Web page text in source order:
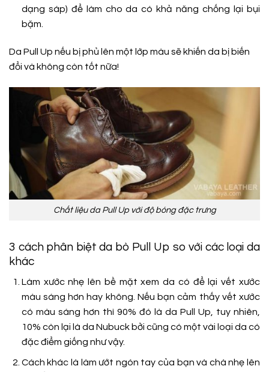
dạng sáp) để làm cho da có khả năng chống lại bụi
bặm.
Da Pull Up nếu bị phủ lên một lớp màu sẽ khiến da bị biến
đổi và không còn tốt nữa!
Chất liệu da Pull Up với độ bóng đặc trưng
3 cách phân biệt da bò Pull Up so với các loại da
khác
Làm xước nhẹ lên bề mặt xem da có để lại vết xước
màu sáng hơn hay không. Nếu bạn cảm thấy vết xước
có màu sáng hơn thì 90% đó là da Pull Up, tuy nhiên,
10% còn lại là da Nubuck bởi cũng có một vài loại da có
đặc điểm giống như vậy.
Cách khác là làm ướt ngón tay của bạn và chà nhẹ lên